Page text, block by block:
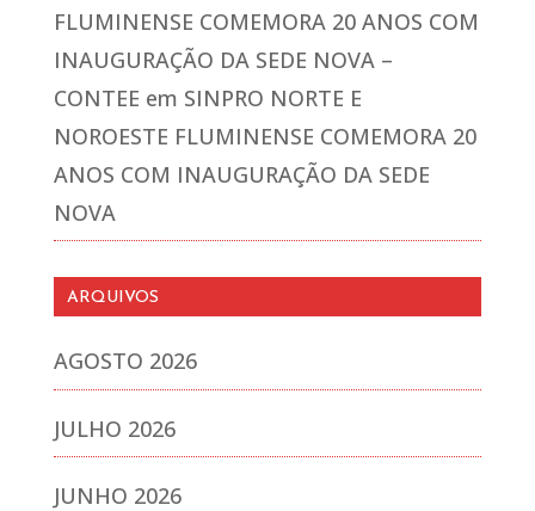
FLUMINENSE COMEMORA 20 ANOS COM
INAUGURAÇÃO DA SEDE NOVA –
CONTEE em SINPRO NORTE E
NOROESTE FLUMINENSE COMEMORA 20
ANOS COM INAUGURAÇÃO DA SEDE
NOVA
ARQUIVOS
AGOSTO 2026
JULHO 2026
JUNHO 2026